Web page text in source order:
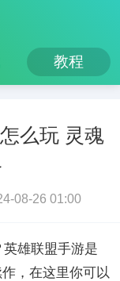
教程
么玩 灵魂
08-26 01:00
英雄联盟手游是
，在这里你可以